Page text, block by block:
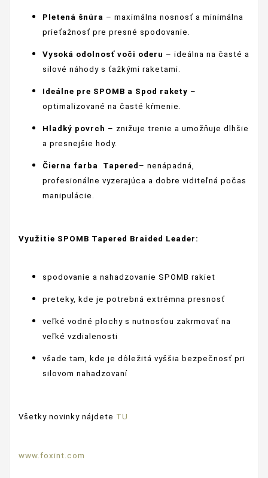
Pletená šnúra – maximálna nosnosť a minimálna
prieťažnosť pre presné spodovanie.
Vysoká odolnosť voči oderu – ideálna na časté a
silové náhody s ťažkými raketami.
Ideálne pre SPOMB a Spod rakety –
optimalizované na časté kŕmenie.
Hladký povrch – znižuje trenie a umožňuje dlhšie
a presnejšie hody.
Čierna farba Tapered – nenápadná,
profesionálne vyzerajúca a dobre viditeľná počas
manipulácie.
Využitie SPOMB Tapered Braided Leader :
spodovanie a nahadzovanie SPOMB rakiet
preteky, kde je potrebná extrémna presnosť
veľké vodné plochy s nutnosťou zakrmovať na
veľké vzdialenosti
všade tam, kde je dôležitá vyššia bezpečnosť pri
silovom nahadzovaní
Všetky novinky nájdete TU
www.foxint.com